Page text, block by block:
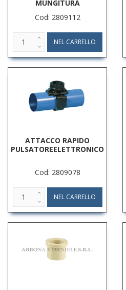
MUNGITURA
Cod: 2809112
ATTACCO RAPIDO
PULSATOREELETTRONICO
Cod: 2809078